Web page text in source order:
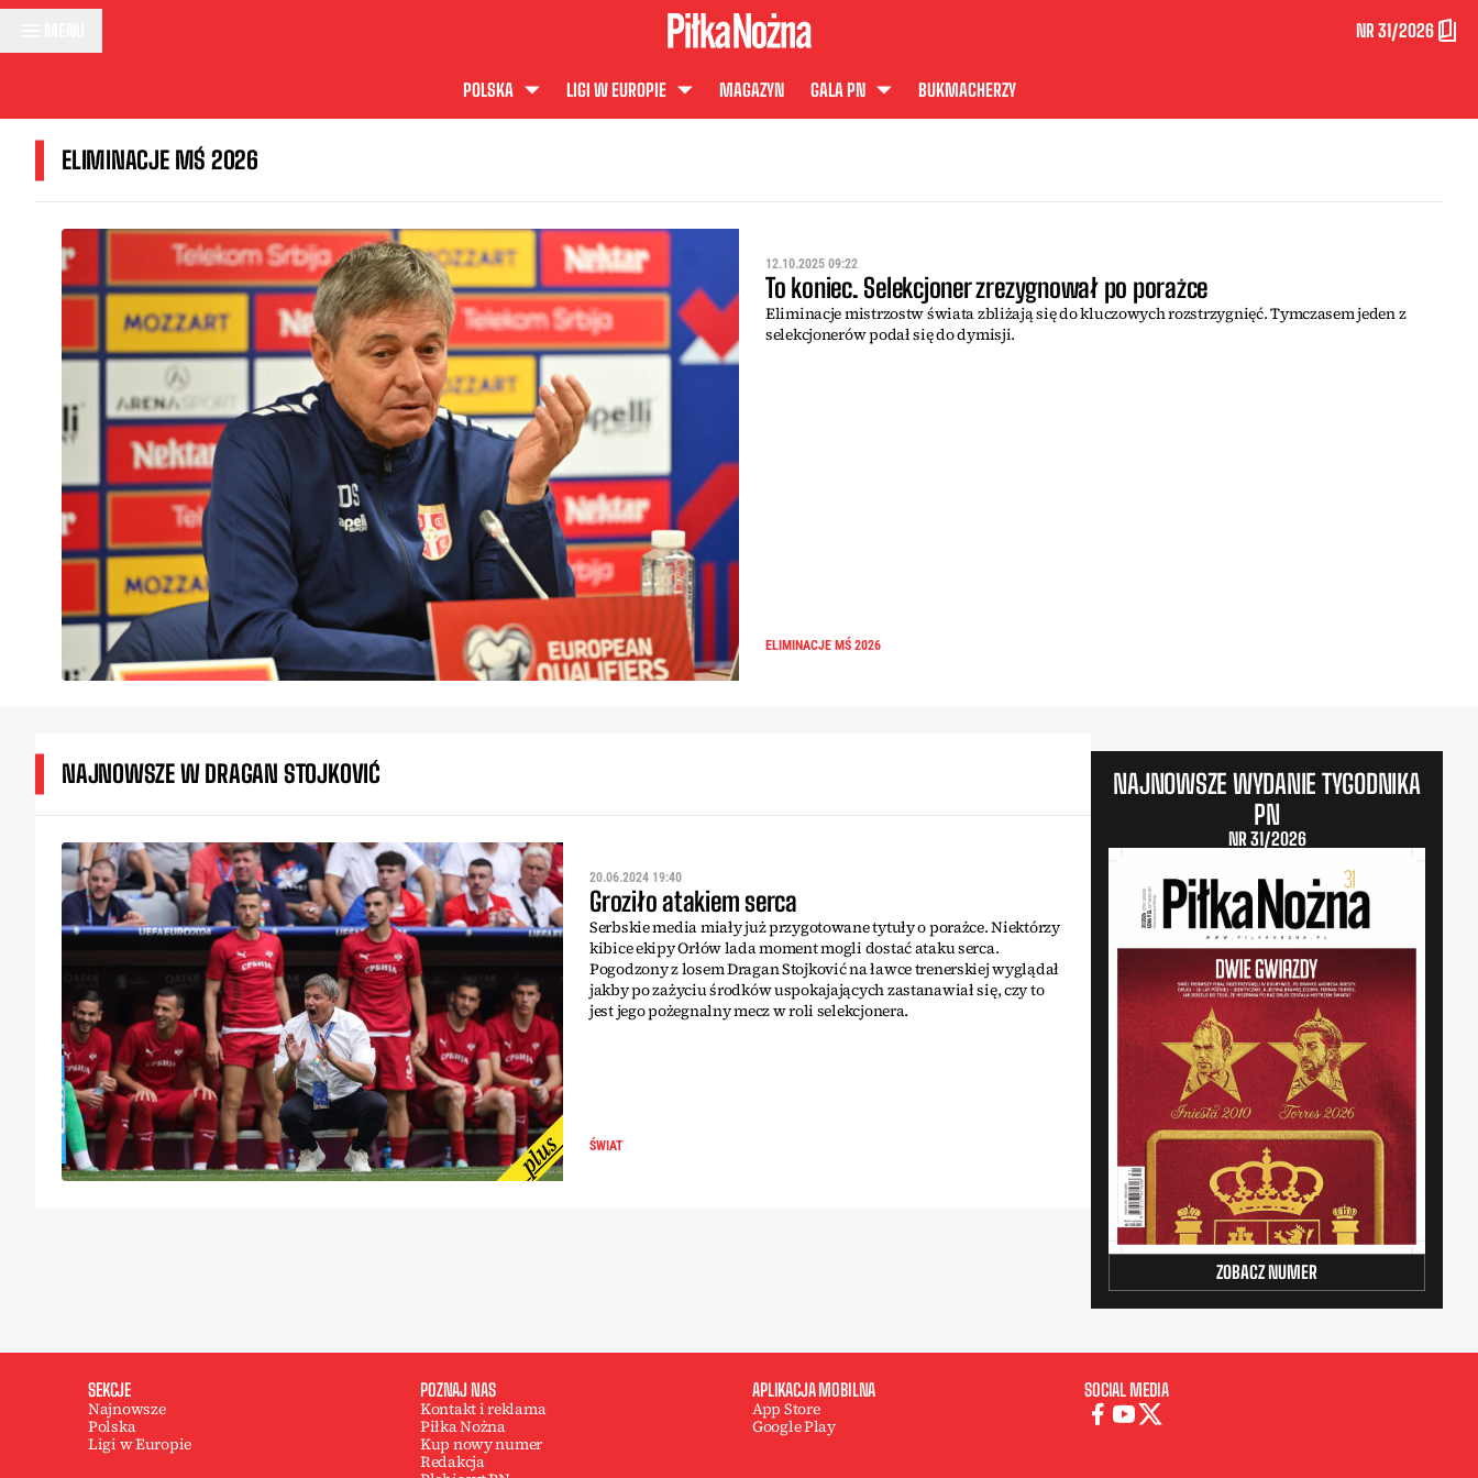
Przejdź do treści
NR 31/2026
POLSKA LIGI W EUROPIE MAGAZYN GALA PN BUKMACHERZY
ELIMINACJE MŚ 2026
12.10.2025 09:22
To koniec. Selekcjoner zrezygnował po porażce
Eliminacje mistrzostw świata zbliżają się do kluczowych rozstrzygnięć. Tymczasem jeden z
selekcjonerów podał się do dymisji.
ELIMINACJE MŚ 2026
NAJNOWSZE W DRAGAN STOJKOVIĆ
20.06.2024 19:40
Groziło atakiem serca
Serbskie media miały już przygotowane tytuły o porażce. Niektórzy
kibice ekipy Orłów lada moment mogli dostać ataku serca.
Pogodzony z losem Dragan Stojković na ławce trenerskiej wyglądał
jakby po zażyciu środków uspokajających zastanawiał się, czy to
jest jego pożegnalny mecz w roli selekcjonera.
ŚWIAT
NAJNOWSZE WYDANIE TYGODNIKA
PN
NR 31/2026
ZOBACZ NUMER
SEKCJE
Najnowsze
Polska
Ligi w Europie
POZNAJ NAS
Kontakt i reklama
Piłka Nożna
Kup nowy numer
Redakcja
APLIKACJA MOBILNA
App Store
Google Play
SOCIAL MEDIA